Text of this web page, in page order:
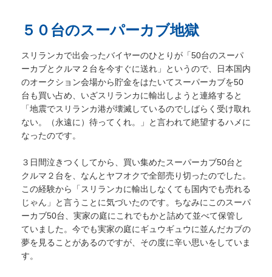
５０台のスーパーカブ地獄
スリランカで出会ったバイヤーのひとりが「50台のスーパ
ーカブとクルマ２台を今すぐに送れ」というので、日本国内
のオークション会場から貯金をはたいてスーパーカブを50
台も買い占め、いざスリランカに輸出しようと連絡すると
「地震でスリランカ港が壊滅しているのでしばらく受け取れ
ない。（永遠に）待ってくれ。」と言われて絶望するハメに
なったのです。
３日間泣きつくしてから、買い集めたスーパーカブ50台と
クルマ２台を、なんとヤフオクで全部売り切ったのでした。
この経験から「スリランカに輸出しなくても国内でも売れる
じゃん」と言うことに気づいたのです。ちなみにこのスーパ
ーカブ50台、実家の庭にこれでもかと詰めて並べて保管し
ていました。今でも実家の庭にギュウギュウに並んだカブの
夢を見ることがあるのですが、その度に辛い思いをしていま
す。